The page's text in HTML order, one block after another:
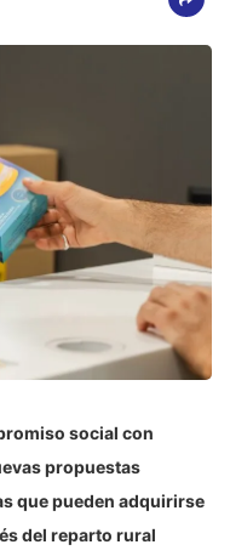
social con
propuestas
que pueden adquirirse
del reparto rural